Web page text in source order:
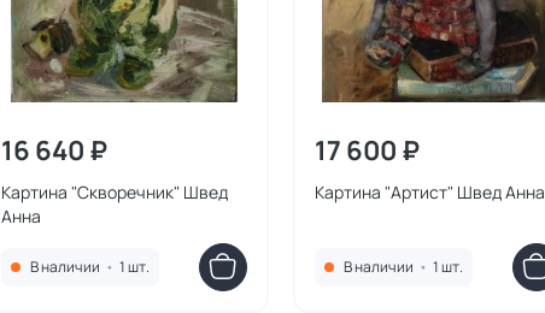
16 640 ₽
Картина "Скворечник" Швед
Анна
В наличии • 1 шт.
17 600 ₽
Картина "Артист" Швед Анна
В наличии • 1 шт.